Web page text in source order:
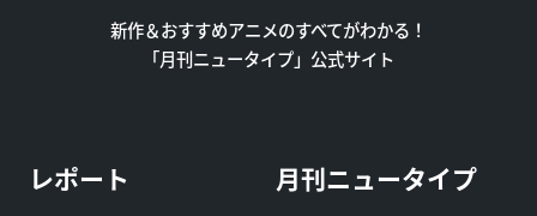
新作＆おすすめアニメのすべてがわかる！
「月刊ニュータイプ」公式サイト
レポート
月刊ニュータイプ